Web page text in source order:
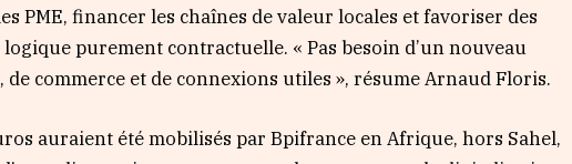
PME, financer les chaînes de valeur locales et favoriser des
purement contractuelle. « Pas besoin d’un nouveau
commerce et de connexions utiles », résume Arnaud Floris.
auraient été mobilisés par Bpifrance en Afrique, hors Sahel,